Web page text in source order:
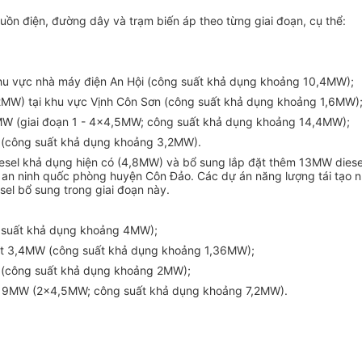
điện, đường dây và trạm biến áp theo từng giai đoạn, cụ thể:
vực nhà máy điện An Hội (công suất khả dụng khoảng 10,4MW);
tại khu vực Vịnh Côn Sơn (công suất khả dụng khoảng 1,6MW);
(giai đoạn 1 - 4x4,5MW; công suất khả dụng khoảng 14,4MW);
suất khả dụng khoảng 3,2MW).
khả dụng hiện có (4,8MW) và bổ sung lắp đặt thêm 13MW
ninh quốc phòng huyện Côn Đảo. Các dự án năng lượng tái tạo
bổ sung trong giai đoạn này.
khả dụng khoảng 4MW);
3,4MW (công suất khả dụng khoảng 1,36MW);
suất khả dụng khoảng 2MW);
(2x4,5MW; công suất khả dụng khoảng 7,2MW).